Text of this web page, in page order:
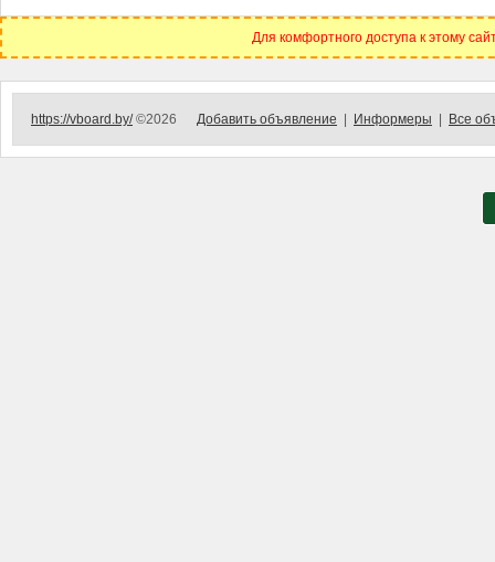
Для комфортного доступа к этому
https://vboard.by/©2026 Добавить объявление Информеры Все